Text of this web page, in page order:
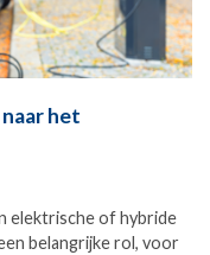
het
elektrische of hybride
belangrijke rol, voor